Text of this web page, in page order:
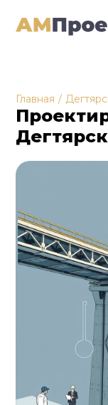
Главная /